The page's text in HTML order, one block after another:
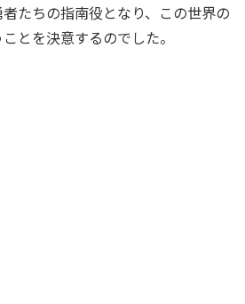
たちの指南役となり、この世界の
とを決意するのでした。